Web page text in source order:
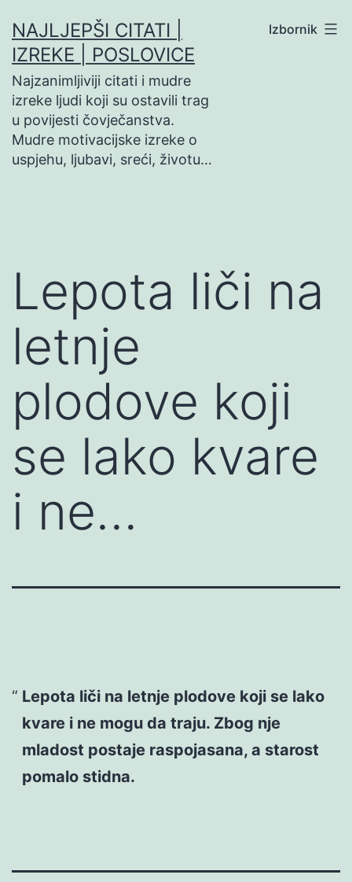
na
sadržaj
NAJLJEPŠI CITATI |
IZREKE | POSLOVICE
Najzanimljiviji citati i mudre
izreke ljudi koji su ostavili trag
u povijesti čovječanstva.
Mudre motivacijske izreke o
uspjehu, ljubavi, sreći, životu…
Izbornik
Lepota liči na
letnje
plodove koji
se lako kvare
i ne…
Lepota liči na letnje plodove koji se lako
kvare i ne mogu da traju. Zbog nje
mladost postaje raspojasana, a starost
pomalo stidna.